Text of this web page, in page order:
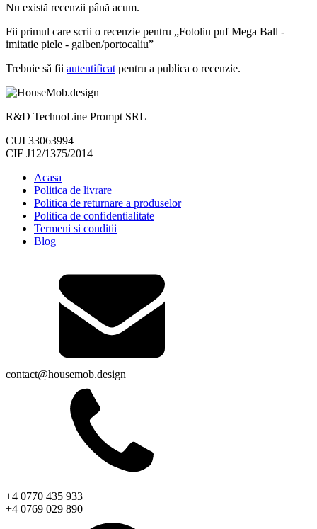
Nu există recenzii până acum.
Fii primul care scrii o recenzie pentru „Fotoliu puf Mega Ball -
imitatie piele - galben/portocaliu”
Trebuie să fii autentificat pentru a publica o recenzie.
R&D TechnoLine Prompt SRL
CUI 33063994
CIF J12/1375/2014
Acasa
Politica de livrare
Politica de returnare a produselor
Politica de confidentialitate
Termeni si conditii
Blog
contact@housemob.design
+4 0770 435 933
+4 0769 029 890